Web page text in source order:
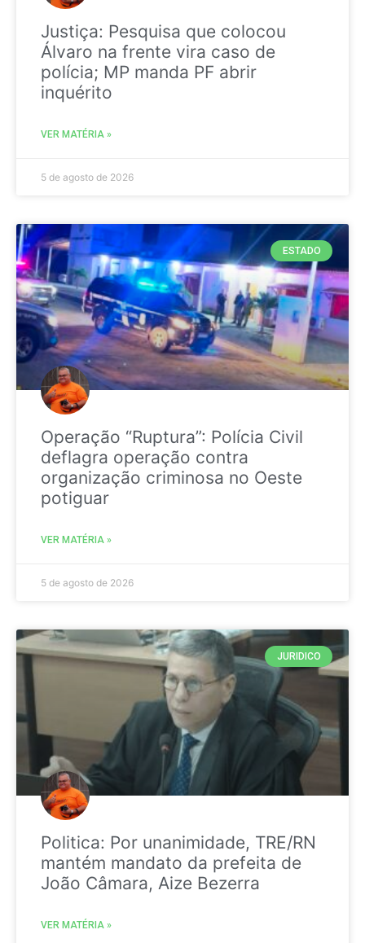
Justiça: Pesquisa que colocou
Álvaro na frente vira caso de
polícia; MP manda PF abrir
inquérito
VER MATÉRIA »
5 de agosto de 2026
ESTADO
Operação “Ruptura”: Polícia Civil
deflagra operação contra
organização criminosa no Oeste
potiguar
VER MATÉRIA »
5 de agosto de 2026
JURIDICO
Politica: Por unanimidade, TRE/RN
mantém mandato da prefeita de
João Câmara, Aize Bezerra
VER MATÉRIA »